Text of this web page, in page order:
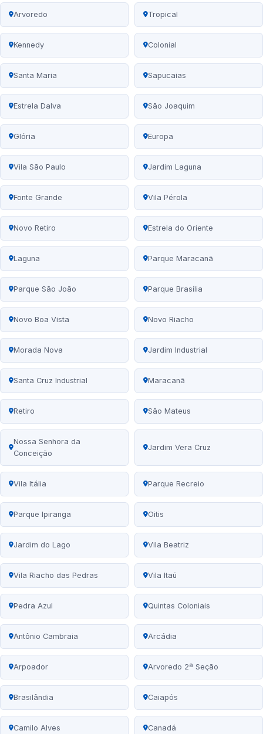
Arvoredo Tropical
Kennedy Colonial
Santa Maria Sapucaias
Estrela Dalva São Joaquim
Glória Europa
Vila São Paulo Jardim Laguna
Fonte Grande Vila Pérola
Novo Retiro Estrela do Oriente
Laguna Parque Maracanã
Parque São João Parque Brasília
Novo Boa Vista Novo Riacho
Morada Nova Jardim Industrial
Santa Cruz Industrial Maracanã
Retiro São Mateus
Nossa Senhora da
Conceição
Jardim Vera Cruz
Vila Itália Parque Recreio
Parque Ipiranga Oitis
Jardim do Lago Vila Beatriz
Vila Riacho das Pedras Vila Itaú
Pedra Azul Quintas Coloniais
Antônio Cambraia Arcádia
Arpoador Arvoredo 2ª Seção
Brasilândia Caiapós
Camilo Alves Canadá